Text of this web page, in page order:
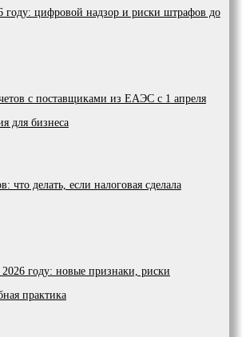
цифровой надзор и риски штрафов до
с поставщиками из ЕАЭС с 1 апреля
для бизнеса
что делать, если налоговая сделала
году: новые признаки, риски
практика